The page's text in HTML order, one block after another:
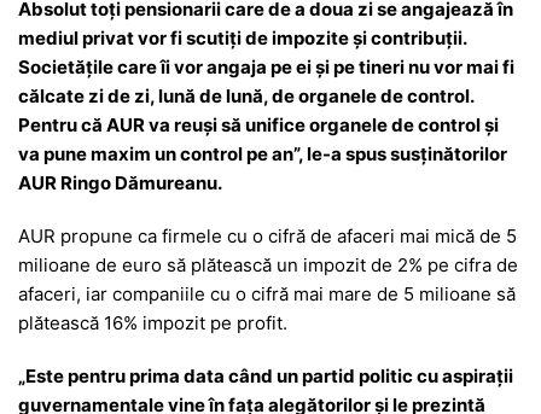
Absolut toți pensionarii care de a doua zi se angajează în
mediul privat vor fi scutiți de impozite și contribuții.
Societățile care îi vor angaja pe ei și pe tineri nu vor mai fi
călcate zi de zi, lună de lună, de organele de control.
Pentru că AUR va reuși să unifice organele de control și
va pune maxim un control pe an”, le-a spus susținătorilor
AUR Ringo Dămureanu.
AUR propune ca firmele cu o cifră de afaceri mai mică de 5
milioane de euro să plătească un impozit de 2% pe cifra de
afaceri, iar companiile cu o cifră mai mare de 5 milioane să
plătească 16% impozit pe profit.
„Este pentru prima data când un partid politic cu aspirații
guvernamentale vine în fața alegătorilor și le prezintă